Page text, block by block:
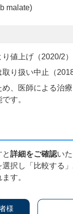
malate)
値上げ（2020/2）
り扱い中止（
め、医師による治
す。
詳細をご確認い
択し「比較する
す。
様